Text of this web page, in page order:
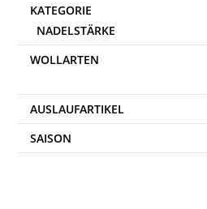
WOLLARTEN
AUSLAUFARTIKEL
SAISON